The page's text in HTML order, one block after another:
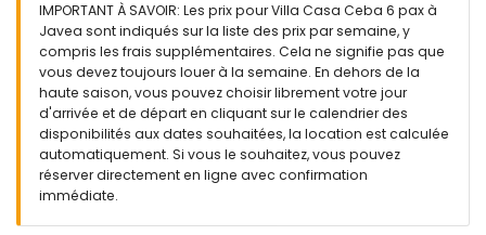
2 salles de bains chacune avec lavabo, douche et toilette
Extérieur de la villa
Terrain clôturé
Piscine privée mesurant 8m x 4m et 2m de profondeur
Magnifique jardin avec pelouse, arbres et mobilier de jardin
avec transats
2 terrasses dont une couverte
Barbecue
Douche extérieure
Espace de détente extérieur et espace de repas extérieur
IMPORTANT À SAVOIR: Les prix pour Villa Casa Ceba 6 pax à
Javea sont indiqués sur la liste des prix par semaine, y
compris les frais supplémentaires. Cela ne signifie pas que
vous devez toujours louer à la semaine. En dehors de la
haute saison, vous pouvez choisir librement votre jour
d'arrivée et de départ en cliquant sur le calendrier des
disponibilités aux dates souhaitées, la location est calculée
automatiquement. Si vous le souhaitez, vous pouvez
réserver directement en ligne avec confirmation
immédiate.